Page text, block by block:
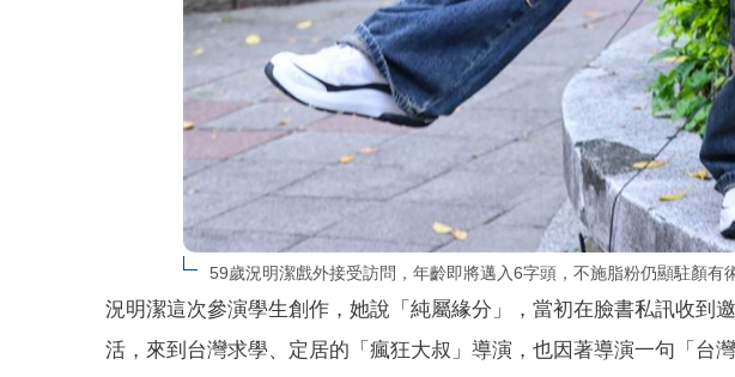
59歲況明潔戲外接受訪問，年齡即將邁入6字頭，不施脂粉仍顯駐顏有
況明潔這次參演學生創作，她說「純屬緣分」，當初在臉書私訊收到
活，來到台灣求學、定居的「瘋狂大叔」導演，也因著導演一句「台